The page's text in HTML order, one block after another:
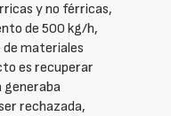
y no férricas,
de 500 kg/h,
materiales
es recuperar
generaba
rechazada,